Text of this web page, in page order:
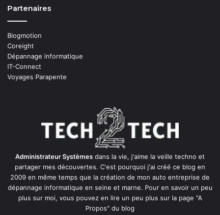
Partenaires
Blogmotion
Coreight
Dépannage informatique
IT-Connect
Voyages Parapente
Administrateur Systèmes dans la vie, j'aime la veille techno et
partager mes découvertes. C'est pourquoi j'ai créé ce blog en
2009 en même temps que la création de mon auto entreprise de
dépannage informatique en seine et marne. Pour en savoir un peu
plus sur moi, vous pouvez en lire un peu plus sur la page "A
Propos" du blog